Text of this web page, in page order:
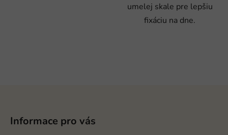
umelej skale pre lepšiu
fixáciu na dne.
Informace pro vás